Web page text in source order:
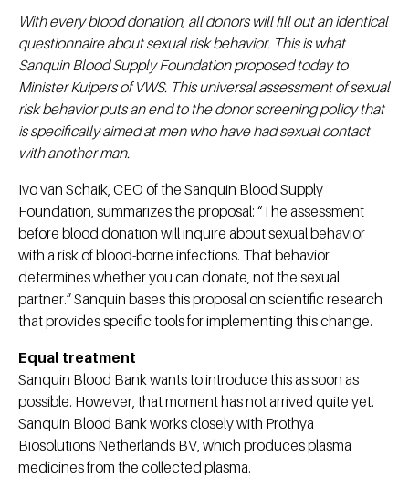
With every blood donation, all donors will fill out an identical
questionnaire about sexual risk behavior. This is what
Sanquin Blood Supply Foundation proposed today to
Minister Kuipers of VWS. This universal assessment of sexual
risk behavior puts an end to the donor screening policy that
is specifically aimed at men who have had sexual contact
with another man.
Ivo van Schaik, CEO of the Sanquin Blood Supply
Foundation, summarizes the proposal: “The assessment
before blood donation will inquire about sexual behavior
with a risk of blood-borne infections. That behavior
determines whether you can donate, not the sexual
partner.” Sanquin bases this proposal on scientific research
that provides specific tools for implementing this change.
Equal treatment
Sanquin Blood Bank wants to introduce this as soon as
possible. However, that moment has not arrived quite yet.
Sanquin Blood Bank works closely with Prothya
Biosolutions Netherlands BV, which produces plasma
medicines from the collected plasma.